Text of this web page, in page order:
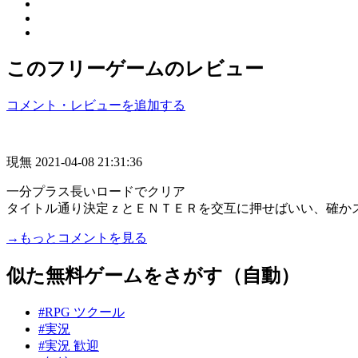
このフリーゲームのレビュー
コメント・レビューを追加する
現無 2021-04-08 21:31:36
一分プラス長いロードでクリア
タイトル通り決定ｚとＥＮＴＥＲを交互に押せばいい、確か
→もっとコメントを見る
似た無料ゲームをさがす（自動）
#RPG ツクール
#実況
#実況 歓迎